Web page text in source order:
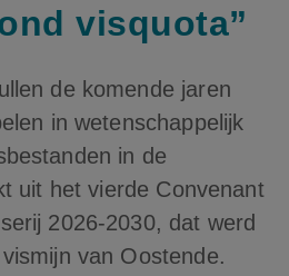
visquota”
de komende jaren
in wetenschappelijk
in de
uit het vierde Convenant
2026-2030, dat werd
van Oostende.